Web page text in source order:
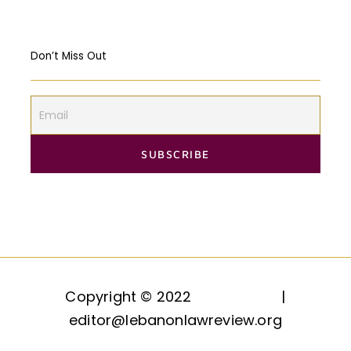
Don’t Miss Out
Copyright © 2022
|
editor@lebanonlawreview.org